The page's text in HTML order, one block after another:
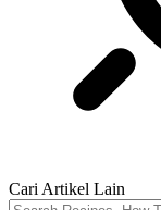
Cari Artikel Lain